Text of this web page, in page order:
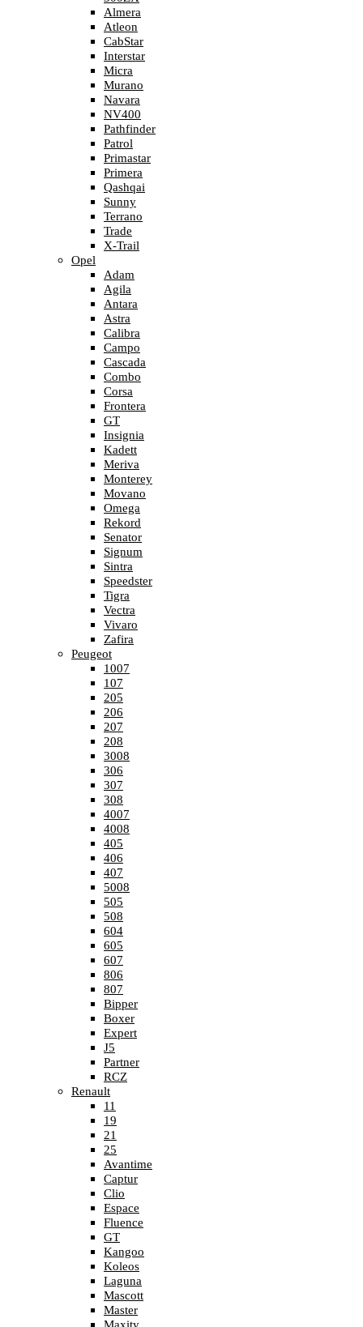
Almera
Atleon
CabStar
Interstar
Micra
Murano
Navara
NV400
Pathfinder
Patrol
Primastar
Primera
Qashqai
Sunny
Terrano
Trade
X-Trail
Opel
Adam
Agila
Antara
Astra
Calibra
Campo
Cascada
Combo
Corsa
Frontera
GT
Insignia
Kadett
Meriva
Monterey
Movano
Omega
Rekord
Senator
Signum
Sintra
Speedster
Tigra
Vectra
Vivaro
Zafira
Peugeot
1007
107
205
206
207
208
3008
306
307
308
4007
4008
405
406
407
5008
505
508
604
605
607
806
807
Bipper
Boxer
Expert
J5
Partner
RCZ
Renault
11
19
21
25
Avantime
Captur
Clio
Espace
Fluence
GT
Kangoo
Koleos
Laguna
Mascott
Master